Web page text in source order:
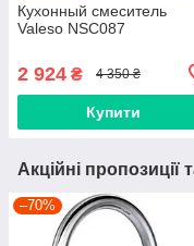
Кухонный смеситель
Valeso NSC087
2 924 ₴ 4 350 ₴
Купити
Акційні пропозиції
–70%